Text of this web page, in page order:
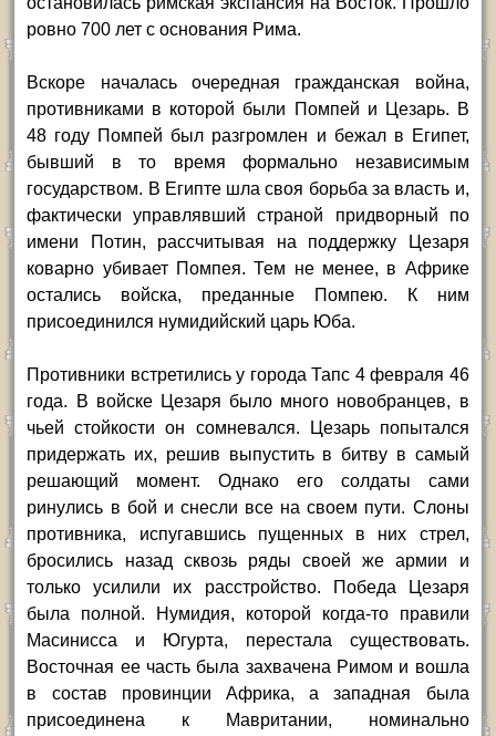
ровно 700 лет с основания Рима.
Вскоре началась очередная гражданская война,
противниками в которой были Помпей и Цезарь. В
48 году Помпей был разгромлен и бежал в Египет,
бывший в то время формально независимым
государством. В Египте шла своя борьба за власть и,
фактически управлявший страной придворный по
имени Потин, рассчитывая на поддержку Цезаря
коварно убивает Помпея. Тем не менее, в Африке
остались войска, преданные Помпею. К ним
присоединился нумидийский царь Юба.
Противники встретились у города Тапс 4 февраля 46
года. В войске Цезаря было много новобранцев, в
чьей стойкости он сомневался. Цезарь попытался
придержать их, решив выпустить в битву в самый
решающий момент. Однако его солдаты сами
ринулись в бой и снесли все на своем пути. Слоны
противника, испугавшись пущенных в них стрел,
бросились назад сквозь ряды своей же армии и
только усилили их расстройство. Победа Цезаря
была полной. Нумидия, которой когда-то правили
Масинисса и Югурта, перестала существовать.
Восточная ее часть была захвачена Римом и вошла
в состав провинции Африка, а западная была
присоединена к Мавритании, номинально